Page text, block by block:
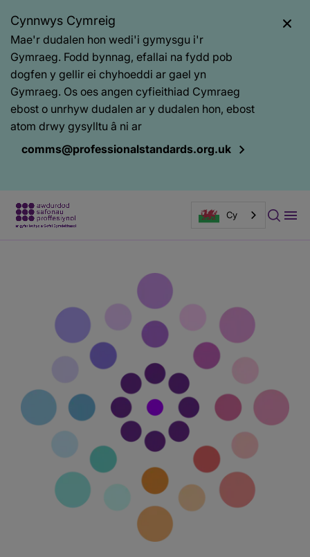
Cynnwys Cymreig
Mae'r dudalen hon wedi'i gymysgu i'r
Gymraeg. Fodd bynnag, efallai na fydd pob
dogfen y gellir ei chyhoeddi ar gael yn
Gymraeg. Os oes angen cyfieithiad Cymraeg
ebost o unrhyw dudalen ar y dudalen hon, ebost
atom drwy gysylltu â ni ar
comms@professionalstandards.org.uk
Cy